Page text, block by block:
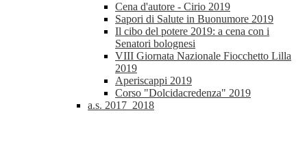
Cena d'autore - Cirio 2019
Sapori di Salute in Buonumore 2019
Il cibo del potere 2019: a cena con i
Senatori bolognesi
VIII Giornata Nazionale Fiocchetto Lilla
2019
Aperiscappi 2019
Corso "Dolcidacredenza" 2019
a.s. 2017_2018